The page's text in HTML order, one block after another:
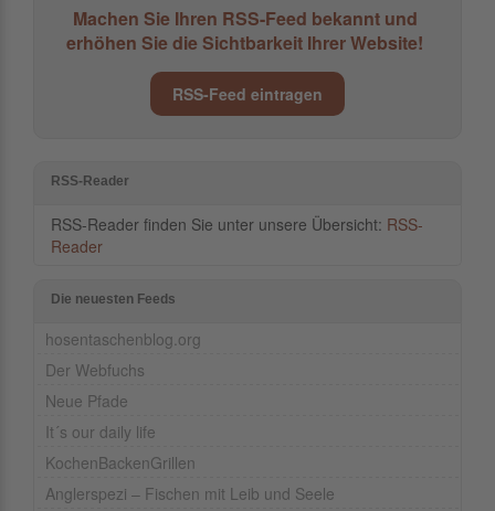
Machen Sie Ihren RSS-Feed bekannt und
erhöhen Sie die Sichtbarkeit Ihrer Website!
RSS-Feed eintragen
RSS-Reader
RSS-Reader finden Sie unter unsere Übersicht: RSS-
Reader
Die neuesten Feeds
hosentaschenblog.org
Der Webfuchs
Neue Pfade
It´s our daily life
KochenBackenGrillen
Anglerspezi – Fischen mit Leib und Seele